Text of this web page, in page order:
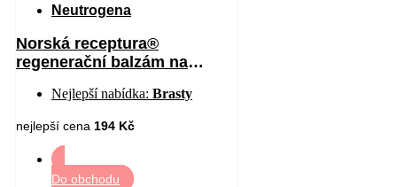
Neutrogena
Norská receptura®
regenerační balzám na
Nejlepší nabídka: Brasty
nejlepší cena 194 Kč
Do obchodu